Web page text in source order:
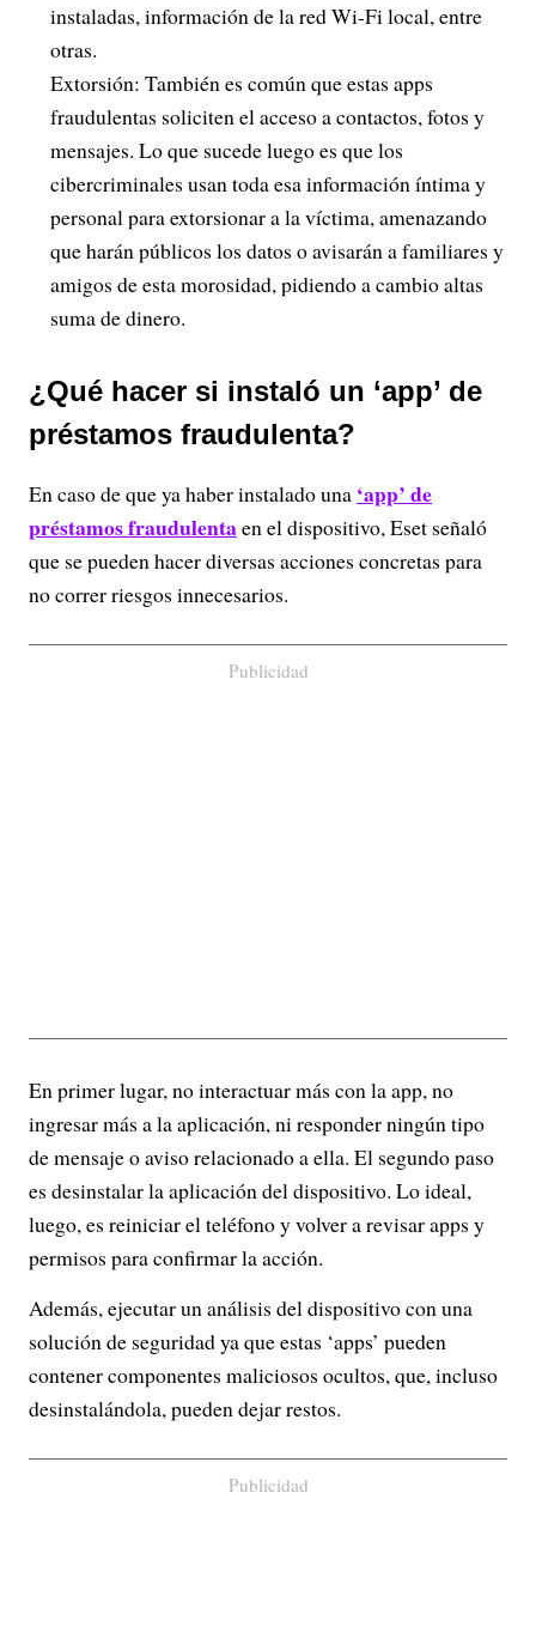
instaladas, información de la red Wi-Fi local, entre
otras.
Extorsión: También es común que estas apps
fraudulentas soliciten el acceso a contactos, fotos y
mensajes. Lo que sucede luego es que los
cibercriminales usan toda esa información íntima y
personal para extorsionar a la víctima, amenazando
que harán públicos los datos o avisarán a familiares y
amigos de esta morosidad, pidiendo a cambio altas
suma de dinero.
¿Qué hacer si instaló un ‘app’ de
préstamos fraudulenta?
En caso de que ya haber instalado una ‘app’ de
préstamos fraudulentaen el dispositivo, Eset señaló
que se pueden hacer diversas acciones concretas para
no correr riesgos innecesarios.
Publicidad
En primer lugar, no interactuar más con la app, no
ingresar más a la aplicación, ni responder ningún tipo
de mensaje o aviso relacionado a ella. El segundo paso
es desinstalar la aplicación del dispositivo. Lo ideal,
luego, es reiniciar el teléfono y volver a revisar apps y
permisos para confirmar la acción.
Además, ejecutar un análisis del dispositivo con una
solución de seguridad ya que estas ‘apps’ pueden
contener componentes maliciosos ocultos, que, incluso
desinstalándola, pueden dejar restos.
Publicidad